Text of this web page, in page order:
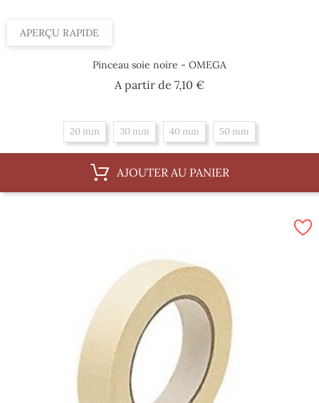
APERÇU RAPIDE
Pinceau soie noire - OMEGA
A partir de 7,10 €Prix
20 mm 30 mm 40 mm 50 mm
AJOUTER AU PANIER